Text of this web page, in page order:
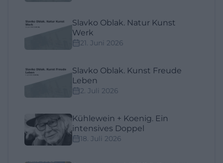
Slavko Oblak. Natur Kunst
Werk
21. Juni 2026
Slavko Oblak. Kunst Freude
Leben
2. Juli 2026
Kühlewein + Koenig. Ein
intensives Doppel
18. Juli 2026